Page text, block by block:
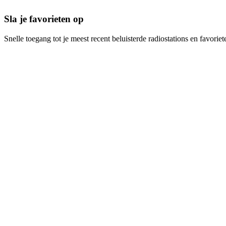
Sla je favorieten op
Snelle toegang tot je meest recent beluisterde radiostations en